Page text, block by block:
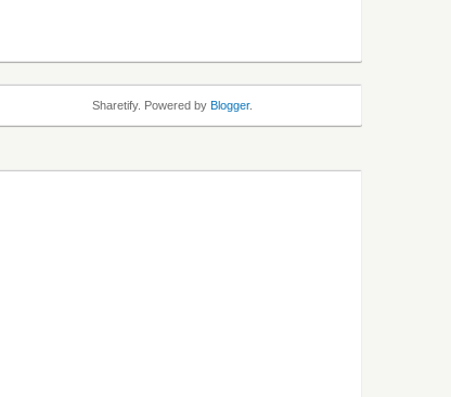
Sharetify. Powered by Blogger.